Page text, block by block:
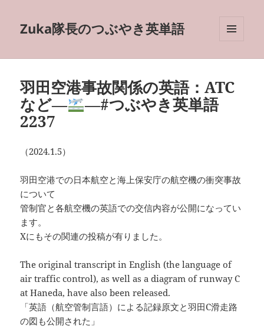
Zuka隊長のつぶやき英単語
ーとウ
羽田空港事故関係の英語：ATC
など―
―#つぶやき英単語
2237
（2024.1.5）
羽田空港での日本航空と海上保安庁の航空機の衝突事故
について
管制官と各航空機の英語での交信内容が公開になってい
ます。
Xにもその関連の投稿が有りました。
The original transcript in English (the language of
air traffic control), as well as a diagram of runway C
at Haneda, have also been released.
「英語（航空管制言語）による記録原文と羽田C滑走路
の図も公開された」